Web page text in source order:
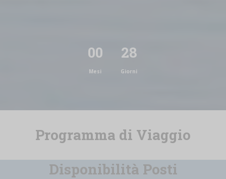
00
Mesi
28
Giorni
Programma di Viaggio
Disponibilità Posti